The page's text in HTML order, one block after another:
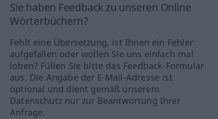
Sie haben Feedback zu unseren Online
Wörterbüchern?
Fehlt eine Übersetzung, ist Ihnen ein Fehler
aufgefallen oder wollen Sie uns einfach mal
loben? Füllen Sie bitte das Feedback-Formular
aus. Die Angabe der E-Mail-Adresse ist
optional und dient gemäß unserem
Datenschutz nur zur Beantwortung Ihrer
Anfrage.